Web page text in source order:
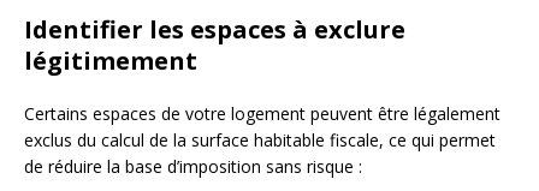
Identifier les espaces à exclure
légitimement
Certains espaces de votre logement peuvent être légalement
exclus du calcul de la surface habitable fiscale, ce qui permet
de réduire la base d’imposition sans risque :